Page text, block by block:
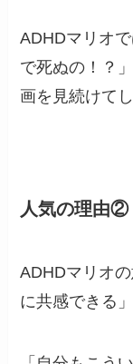
ADHDマリオ
で死ぬの！？
画を見続けて
人気の理由②
ADHDマリオ
に共感できる